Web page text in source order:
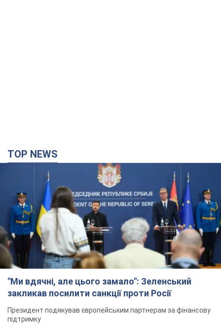
TOP NEWS
"Ми вдячні, але цього замало": Зеленський
закликав посилити санкції проти Росії
Президент подякував європейським партнерам за фінансову
підтримку